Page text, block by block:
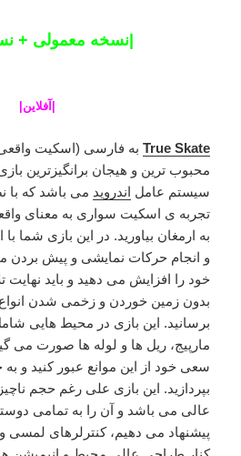
|نسخه معمولی +
آفلاین
True Skate به فارسی (اسکیت
محبوب ترین و هیجان برانگیزترین
سیستم عامل اندروید می باشد که با
تجربه ی اسکیت سواری به معنای
به ارمغان بیاورید. در این بازی شما
و انجام حرکات نمایشی و پیش بردن
خود را افزایش می دهید و باید نهایت
بدون زمین خوردن و زخمی شدن انواع
برسانید. این بازی در محیط هایی
مارپیج، ریل ها و لوله ها صورت می
سعی خود از این موانع عبور کنید و به
بپردازید. این بازی علی رغم حجم
عالی می باشد و آن را به تمامی
پیشنهاد می دهیم، کنترلرهای لمسی و